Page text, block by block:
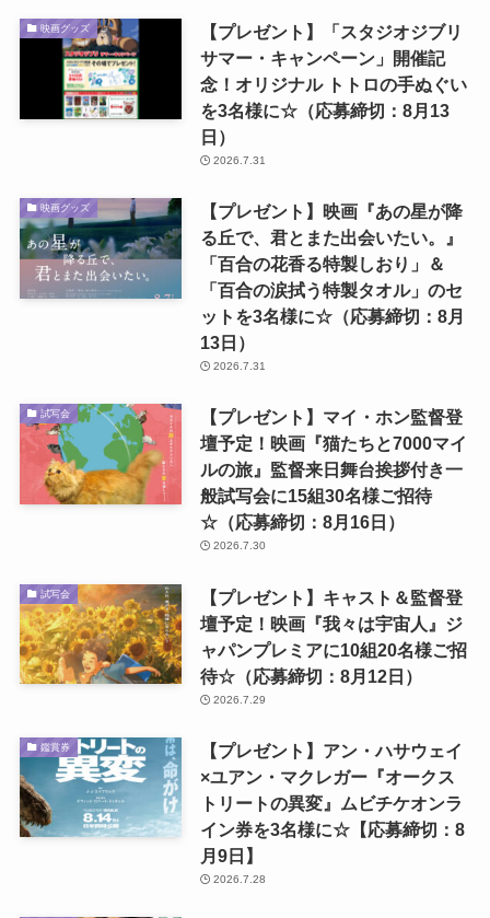
映画グッズ
【プレゼント】「スタジオジブリ
サマー・キャンペーン」開催記
念！オリジナル トトロの手ぬぐい
を3名様に☆（応募締切：8月13
日）
2026.7.31
映画グッズ
【プレゼント】映画『あの星が降
る丘で、君とまた出会いたい。』
「百合の花香る特製しおり」＆
「百合の涙拭う特製タオル」のセ
ットを3名様に☆（応募締切：8月
13日）
2026.7.31
試写会
【プレゼント】マイ・ホン監督登
壇予定！映画『猫たちと7000マイ
ルの旅』監督来日舞台挨拶付き一
般試写会に15組30名様ご招待
☆（応募締切：8月16日）
2026.7.30
試写会
【プレゼント】キャスト＆監督登
壇予定！映画『我々は宇宙人』ジ
ャパンプレミアに10組20名様ご招
待☆（応募締切：8月12日）
2026.7.29
鑑賞券
【プレゼント】アン・ハサウェイ
×ユアン・マクレガー『オークス
トリートの異変』ムビチケオンラ
イン券を3名様に☆【応募締切：8
月9日】
2026.7.28